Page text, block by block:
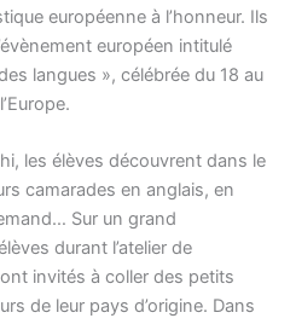
européenne à l’honneur. Ils
européen intitulé
langues », célébrée du 18 au
les élèves découvrent dans le
camarades en anglais, en
Sur un grand
durant l’atelier de
invités à coller des petits
de leur pays d’origine. Dans